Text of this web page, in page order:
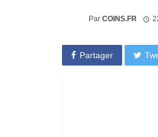
Par COINS.FR
Partager